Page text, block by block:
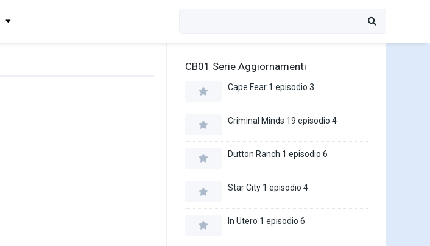
CB01 Serie Aggiornamenti
Cape Fear 1 episodio 3
Criminal Minds 19 episodio 4
Dutton Ranch 1 episodio 6
Star City 1 episodio 4
In Utero 1 episodio 6